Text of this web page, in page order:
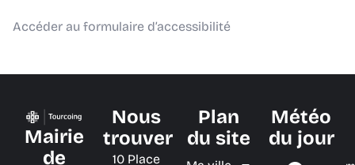
Accéder au formulaire d’accessibilité
Mairie
de
Nous
trouver
10 Place
Plan
du site
Météo
du jour